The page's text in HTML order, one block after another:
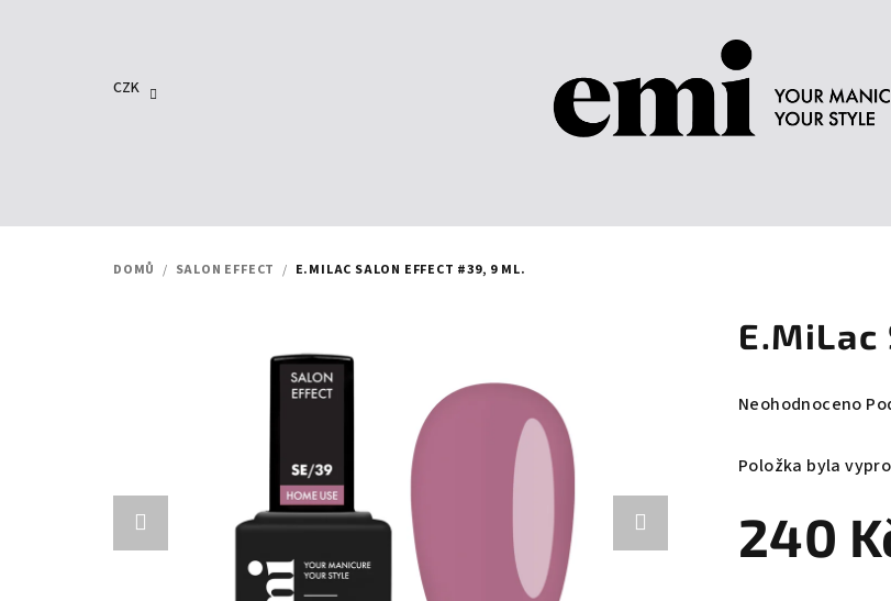
CZK
DOMŮ / SALON EFFECT / E.MILAC SALON EFFECT #39, 9 ML.
Průměrné
produktu
z
5
Neohodnoceno
Položka byla
240